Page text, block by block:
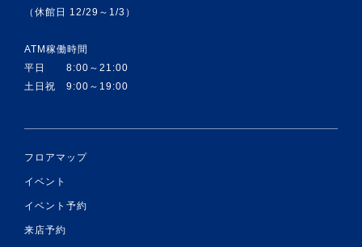
（休館日 12/29～1/3）
ATM稼働時間
平日 8:00～21:00
土日祝 9:00～19:00
フロアマップ
イベント
イベント予約
来店予約